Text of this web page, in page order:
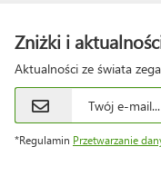
Zniżki i
Aktualności ze świata
*Regulamin Przetwarzanie